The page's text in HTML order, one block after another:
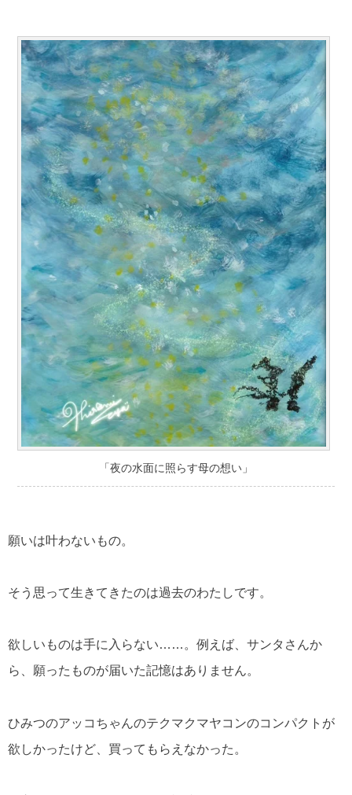
「夜の水面に照らす母の想い」
願いは叶わないもの。
そう思って生きてきたのは過去のわたしです。
欲しいものは手に入らない……。例えば、サンタさんか
ら、願ったものが届いた記憶はありません。
ひみつのアッコちゃんのテクマクマヤコンのコンパクトが
欲しかったけど、買ってもらえなかった。